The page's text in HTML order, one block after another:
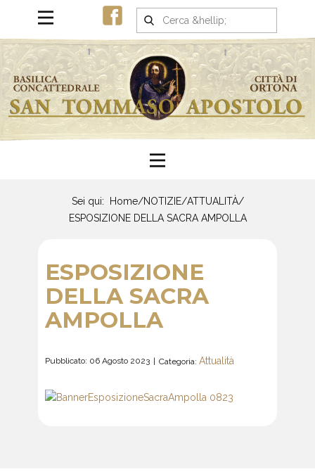
Sei qui: Home/NOTIZIE/ATTUALITÀ/
ESPOSIZIONE DELLA SACRA AMPOLLA
ESPOSIZIONE
DELLA SACRA
AMPOLLA
Pubblicato: 06 Agosto 2023 Categoria: Attualità